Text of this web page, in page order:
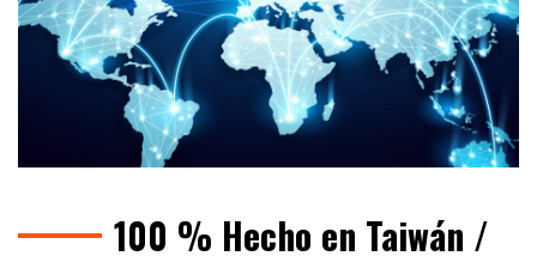
100 % Hecho en Taiwán /